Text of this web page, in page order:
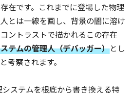
在です。これまでに登場した物理
とは一線を画し、背景の闇に溶け
ントラストで描かれるこの存在
テムの管理人（デバッガー）とし
考察されます。
ステムを根底から書き換える特